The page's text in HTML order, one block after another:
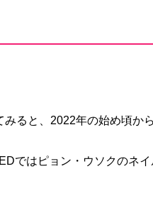
ると、2022年の始め頃か
ではピョン・ウソクのネイ